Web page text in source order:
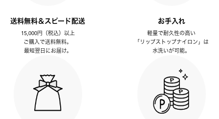
送料無料＆スピード配送
15,000円（税込）以上
ご購入で送料無料。
最短翌日にお届け。
お手入れ
軽量で耐久性の高い
「リップストップナイロン」は
水洗いが可能。